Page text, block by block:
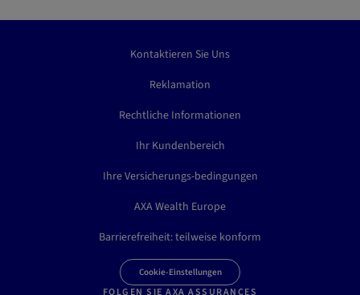
Kontaktieren Sie Uns
Reklamation
Rechtliche Informationen
Ihr Kundenbereich
Ihre Versicherungs-bedingungen
AXA Wealth Europe
Barrierefreiheit: teilweise konform
Cookie-Einstellungen
FOLGEN SIE AXA ASSURANCES